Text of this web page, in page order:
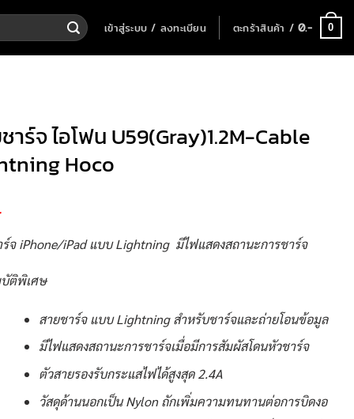
เข้าสู่ระบบ / ลงทะเบียน ตะกร้าสินค้า /0.- 0
าร์จ ไอโฟน U59(Gray)1.2M-Cable
Hoco
ร์จ iPhone/iPad แบบ Lightning มีไฟแสดงสถานะการชาร์จ
ติพิเศษ
สายชาร์จ แบบ Lightning สำหรับชาร์จและถ่ายโอนข้อมูล
มีไฟแสดงสถานะการชาร์จเมื่อมีการสัมผัสโดนหัวชาร์จ
ตัวสายรองรับกระแสไฟได้สูงสุด 2.4A
วัสดุด้านนอกเป็น Nylon ถักเพิ่มความทนทานต่อการบิดงอ